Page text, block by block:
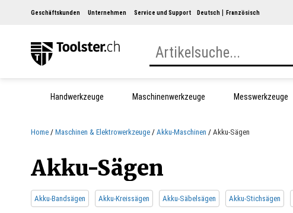
Geschäftskunden Unternehmen Service und Support Deutsch Französisch
Handwerkzeuge Maschinenwerkzeuge Messwerkzeuge
Home Maschinen & Elektrowerkzeuge Akku-Maschinen Akku-Sägen
Akku-Sägen
Akku-Bandsägen Akku-Kreissägen Akku-Säbelsägen Akku-Stichsägen